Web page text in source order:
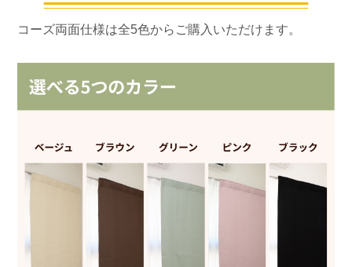
コーズ両面仕様は全5色からご購入いただけます。